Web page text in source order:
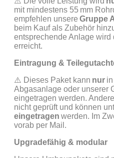
mit mindestens 55 mm
empfehlen unsere Gruppe
beim Kauf als Zubehör
entsprechende Anlage
erreicht.
Eintragung &
⚠️ Dieses Paket kann nur
Abgasanlage oder unserer
eingetragen werden.
nicht geprüft und können
eingetragen werden. Im
vorab per Mail.
Upgradefähig & modular